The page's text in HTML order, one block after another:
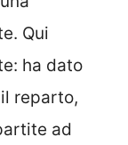
Qui
ha dato
reparto,
ad